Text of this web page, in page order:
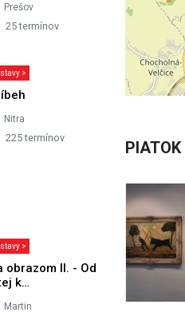
Prešov
25 termínov
>
Nitra
225 termínov
>
obrazom II. - Od
k…
Martin
PIATOK